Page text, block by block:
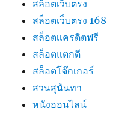
สล็อตเว็บตรง
สล็อตเว็บตรง 168
สล็อตเเครดิตฟรี
สล็อตแตกดี
สล็อตโจ๊กเกอร์
สวนสุนันทา
หนังออนไลน์